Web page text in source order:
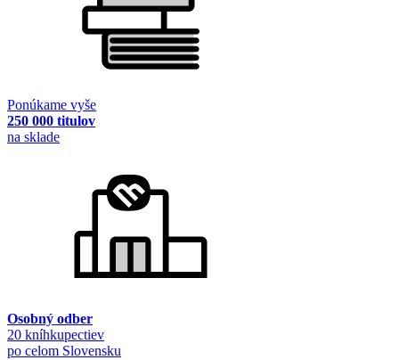
Ponúkame vyše
250 000 titulov
na sklade
Osobný odber
20 kníhkupectiev
po celom Slovensku